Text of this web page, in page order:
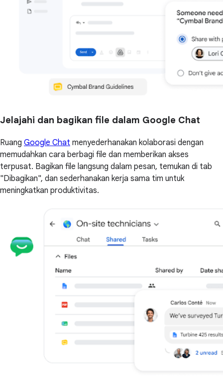
Jelajahi dan bagikan file dalam Google Chat
Ruang Google Chat menyederhanakan kolaborasi dengan
memudahkan cara berbagi file dan memberikan akses
terpusat. Bagikan file langsung dalam pesan, temukan di tab
"Dibagikan", dan sederhanakan kerja sama tim untuk
meningkatkan produktivitas.